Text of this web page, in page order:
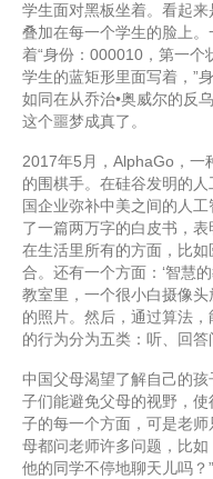
学生面对黑板坐着。看起
叠加在每一个学生的脸上
着“身份：000010，第一个
学生的蓝矩形里面写着，”
如同在从乔治•奥威尔的反
这个噩梦成真了。
2017年5月，AlphaGo，一
的围棋手。在硅谷发明的
国企业弥补中美之间的人
了一篇两万字的白皮书，
在生活里所有的方面，比
合。还有一个方面：‘智慧
教室里，一个很小白摄像
的照片。然后，通过算法
的行为分为五类：听、回答
中国父母渴望了解自己的
子们能避免父母的视野，
子的每一个方面，可是老
母都问老师许多问题，比如
他的同学不停地聊天儿吗